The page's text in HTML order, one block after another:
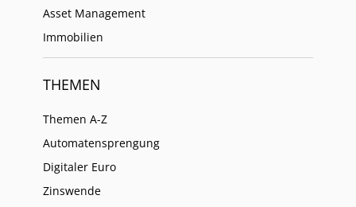
Asset Management
Immobilien
THEMEN
Themen A-Z
Automatensprengung
Digitaler Euro
Zinswende